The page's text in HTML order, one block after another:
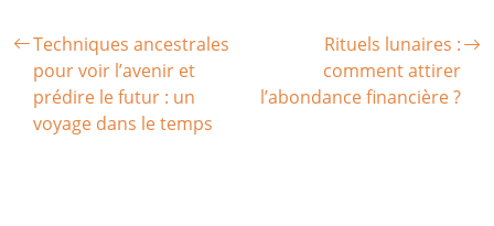
Techniques ancestrales
pour voir l’avenir et
prédire le futur : un
voyage dans le temps
Rituels lunaires :
comment attirer
l’abondance financière ?